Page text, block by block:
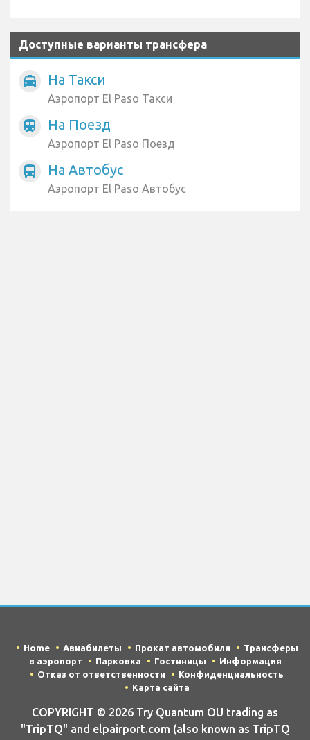
Доступные варианты трансфера
local_taxi На Такси
Аэропорт El Paso Такси
train На Поезд
Аэропорт El Paso Поезд
directions_bus На Автобус
Аэропорт El Paso Автобус
Home Авиабилеты Прокат автомобиля
Трансферы
в аэропорт
Парковка Гостиницы
Информация
Отказ от ответственности
Конфиденциальность
Карта сайта
COPYRIGHT © 2026 Try Quantum OU trading as
"TripTQ" and elpairport.com (also known as TripTQ